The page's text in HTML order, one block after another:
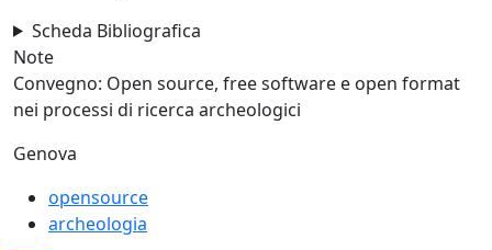
Scheda Bibliografica
Note
Convegno: Open source, free software e open format
nei processi di ricerca archeologici
Genova
opensource
archeologia